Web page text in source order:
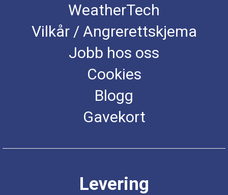
WeatherTech
Vilkår / Angrerettskjema
Jobb hos oss
Cookies
Blogg
Gavekort
Levering